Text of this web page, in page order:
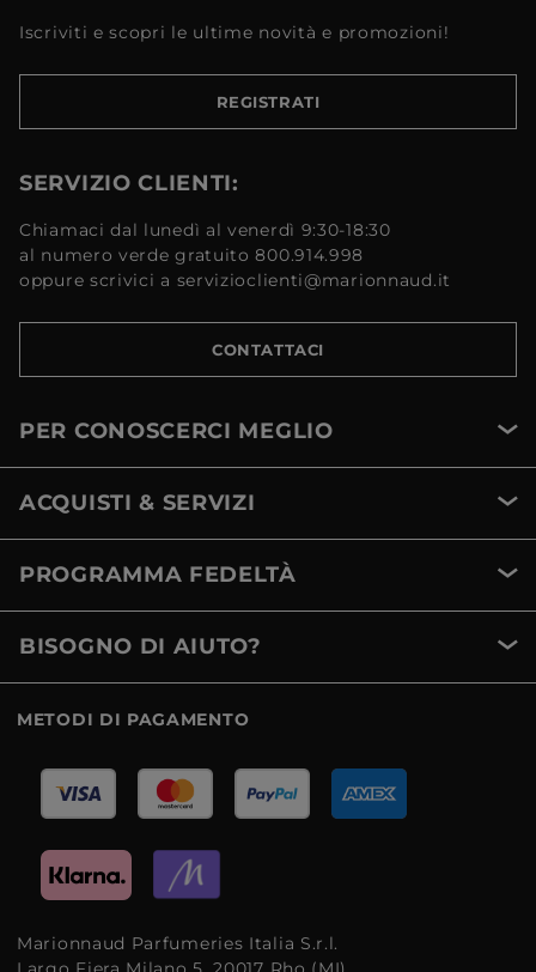
Iscriviti e scopri le ultime novità e promozioni!
REGISTRATI
SERVIZIO CLIENTI:
Chiamaci dal lunedì al venerdì 9:30-18:30
al numero verde gratuito 800.914.998
oppure scrivici a servizioclienti@marionnaud.it
CONTATTACI
PER CONOSCERCI MEGLIO
ACQUISTI & SERVIZI
PROGRAMMA FEDELTÀ
BISOGNO DI AIUTO?
METODI DI PAGAMENTO
Marionnaud Parfumeries Italia S.r.l.